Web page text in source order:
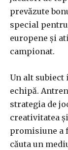
prevăzute
special
europene și
campionat.
Un alt
echipă.
strategia de
creativitatea
promisiune a
căuta un